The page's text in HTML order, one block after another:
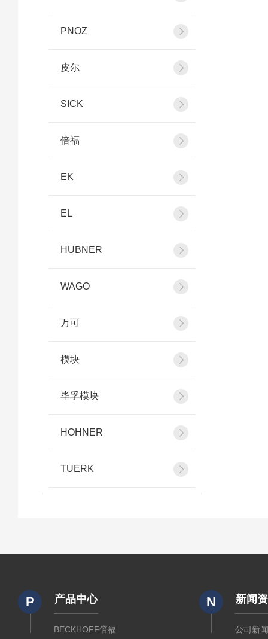
PNOZ
皮尔
SICK
倍福
EK
EL
HUBNER
WAGO
万可
模块
毕孚模块
HOHNER
TUERK
P 产品中心
BECKHOFF倍福
N 新闻
公司新